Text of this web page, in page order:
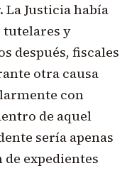
Justicia había
tutelares y
después, fiscales
otra causa
con
de aquel
sería apenas
expedientes